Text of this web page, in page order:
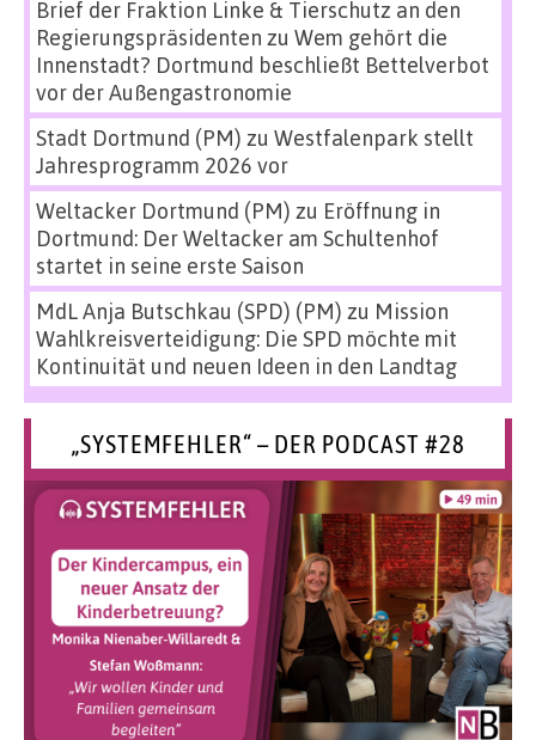
Brief der Fraktion Linke & Tierschutz an den
Regierungspräsidenten zu Wem gehört die
Innenstadt? Dortmund beschließt Bettelverbot
vor der Außengastronomie
Stadt Dortmund (PM) zu Westfalenpark stellt
Jahresprogramm 2026 vor
Weltacker Dortmund (PM) zu Eröffnung in
Dortmund: Der Weltacker am Schultenhof
startet in seine erste Saison
MdL Anja Butschkau (SPD) (PM) zu Mission
Wahlkreisverteidigung: Die SPD möchte mit
Kontinuität und neuen Ideen in den Landtag
„SYSTEMFEHLER“ – DER PODCAST #28